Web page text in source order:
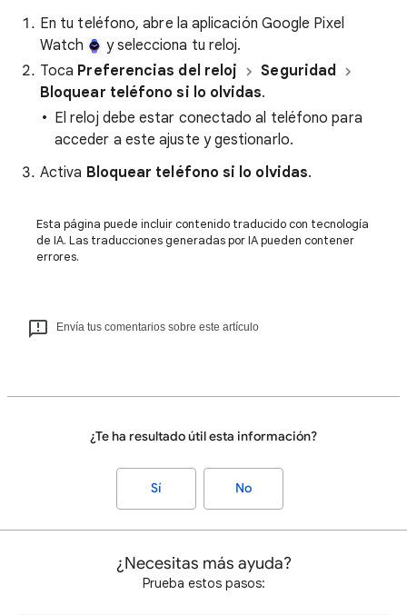
En tu teléfono, abre la aplicación Google Pixel
Watch
y selecciona tu reloj.
Toca Preferencias del reloj
Seguridad
Bloquear teléfono si lo olvidas.
El reloj debe estar conectado al teléfono para
acceder a este ajuste y gestionarlo.
Activa Bloquear teléfono si lo olvidas.
Esta página puede incluir contenido traducido con tecnología
de IA. Las traducciones generadas por IA pueden contener
errores.
Envía tus comentarios sobre este artículo
¿Te ha resultado útil esta información?
Sí No
¿Necesitas más ayuda?
Prueba estos pasos: